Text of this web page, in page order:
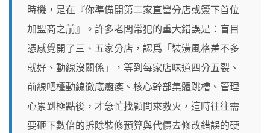
時機，是在『你準備開第二家直營分店或簽下首位
加盟商之前』。許多老闆常犯的重大錯誤是：盲目
憑感覺開了三、五家分店，認爲「裝潢風格差不多
就好、動線沒關係」，等到每家店味道四分五裂、
前線吧檯動線徹底癱瘓、核心幹部集體跳槽、管理
心累到極點後，才急忙找顧問來救火，這時往往需
要砸下數倍的拆除裝修預算與代價去修改錯誤的硬